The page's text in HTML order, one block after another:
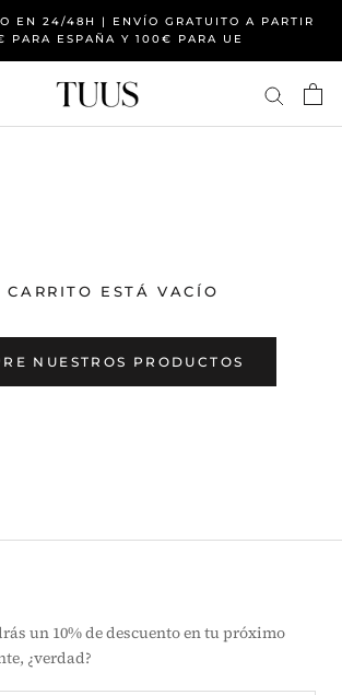
EN 24/48H | ENVÍO GRATUITO A PARTIR
PARA ESPAÑA Y 100€ PARA UE
CARRITO ESTÁ VACÍO
NUESTROS PRODUCTOS
un 10% de descuento en tu próximo
¿verdad?